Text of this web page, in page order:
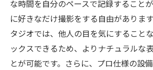
な時間を自分のペースで記録すること
に好きなだけ撮影をする自由がありま
タジオでは、他人の目を気にすること
ックスできるため、よりナチュラルな
とが可能です。さらに、プロ仕様の設